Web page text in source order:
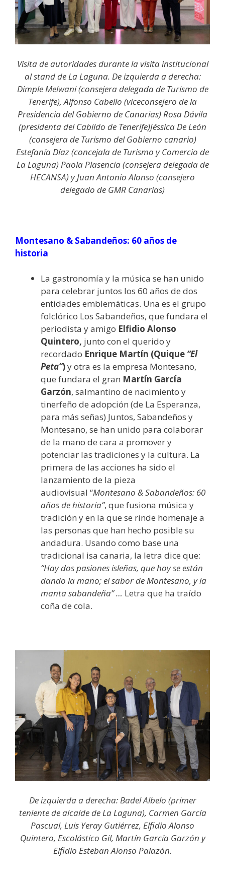
Visita de autoridades durante la visita institucional
al stand de La Laguna. De izquierda a derecha:
Dimple Melwani (consejera delegada de Turismo de
Tenerife), Alfonso Cabello (viceconsejero de la
Presidencia del Gobierno de Canarias) Rosa Dávila
(presidenta del Cabildo de Tenerife)Jéssica De León
(consejera de Turismo del Gobierno canario)
Estefanía Díaz (concejala de Turismo y Comercio de
La Laguna) Paola Plasencia (consejera delegada de
HECANSA) y Juan Antonio Alonso (consejero
delegado de GMR Canarias)
Montesano & Sabandeños: 60 años de
historia
La gastronomía y la música se han unido
para celebrar juntos los 60 años de dos
entidades emblemáticas. Una es el grupo
folclórico Los Sabandeños, que fundara el
periodista y amigo Elfidio Alonso
Quintero, junto con el querido y
recordado Enrique Martín (Quique “El
Peta”)y otra es la empresa Montesano,
que fundara el gran Martín García
Garzón, salmantino de nacimiento y
tinerfeño de adopción (de La Esperanza,
para más señas) Juntos, Sabandeños y
Montesano, se han unido para colaborar
de la mano de cara a promover y
potenciar las tradiciones y la cultura. La
primera de las acciones ha sido el
lanzamiento de la pieza
audiovisual “Montesano & Sabandeños: 60
años de historia”, que fusiona música y
tradición y en la que se rinde homenaje a
las personas que han hecho posible su
andadura. Usando como base una
tradicional isa canaria, la letra dice que:
“Hay dos pasiones isleñas, que hoy se están
dando la mano; el sabor de Montesano, y la
manta sabandeña” … Letra que ha traído
coña de cola.
De izquierda a derecha: Badel Albelo (primer
teniente de alcalde de La Laguna), Carmen García
Pascual, Luis Yeray Gutiérrez, Elfidio Alonso
Quintero, Escolástico Gil, Martín García Garzón y
Elfidio Esteban Alonso Palazón.